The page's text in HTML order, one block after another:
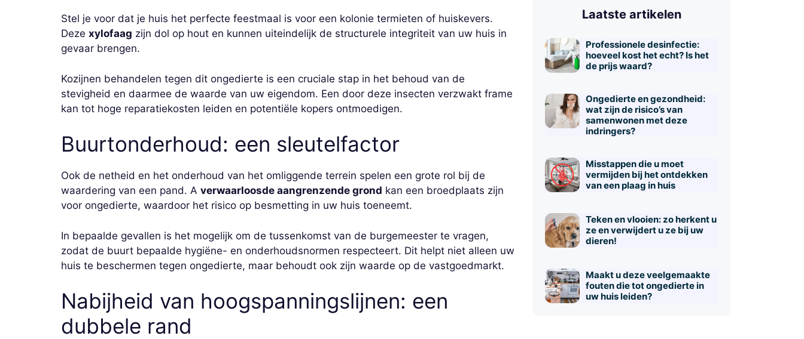
Stel je voor dat je huis het perfecte feestmaal is voor een kolonie termieten of huiskevers.
Deze xylofaag zijn dol op hout en kunnen uiteindelijk de structurele integriteit van uw huis in
gevaar brengen.
Kozijnen behandelen tegen dit ongedierte is een cruciale stap in het behoud van de
stevigheid en daarmee de waarde van uw eigendom. Een door deze insecten verzwakt frame
kan tot hoge reparatiekosten leiden en potentiële kopers ontmoedigen.
Buurtonderhoud: een sleutelfactor
Ook de netheid en het onderhoud van het omliggende terrein spelen een grote rol bij de
waardering van een pand. A verwaarloosde aangrenzende grond kan een broedplaats zijn
voor ongedierte, waardoor het risico op besmetting in uw huis toeneemt.
In bepaalde gevallen is het mogelijk om de tussenkomst van de burgemeester te vragen,
zodat de buurt bepaalde hygiëne- en onderhoudsnormen respecteert. Dit helpt niet alleen uw
huis te beschermen tegen ongedierte, maar behoudt ook zijn waarde op de vastgoedmarkt.
Nabijheid van hoogspanningslijnen: een
dubbele rand
Laatste artikelen
Professionele desinfectie:
hoeveel kost het echt? Is het
de prijs waard?
Ongedierte en gezondheid:
wat zijn de risico’s van
samenwonen met deze
indringers?
Misstappen die u moet
vermijden bij het ontdekken
van een plaag in huis
Teken en vlooien: zo herkent u
ze en verwijdert u ze bij uw
dieren!
Maakt u deze veelgemaakte
fouten die tot ongedierte in
uw huis leiden?